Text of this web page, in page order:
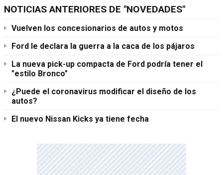
NOTICIAS ANTERIORES DE "NOVEDADES"
Vuelven los concesionarios de autos y motos
Ford le declara la guerra a la caca de los pájaros
La nueva pick-up compacta de Ford podría tener el
"estilo Bronco"
¿Puede el coronavirus modificar el diseño de los
autos?
El nuevo Nissan Kicks ya tiene fecha